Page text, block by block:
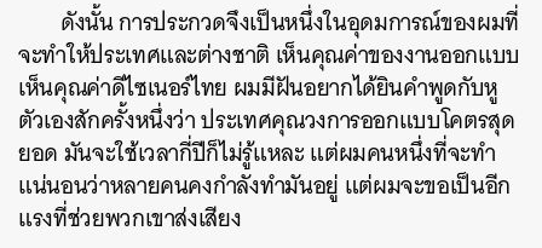
ดังนั้น การประกวดจึงเป็นหนึ่งในอุดมการณ์ของผมที่
จะทำให้ประเทศและต่างชาติ เห็นคุณค่าของงานออกแบบ
เห็นคุณค่าดีไซเนอร์ไทย ผมมีฝันอยากได้ยินคำพูดกับหู
ตัวเองสักครั้งหนึ่งว่า ประเทศคุณวงการออกแบบโคตรสุด
ยอด มันจะใช้เวลากี่ปีก็ไม่รู้แหละ แต่ผมคนหนึ่งที่จะทำ
แน่นอนว่าหลายคนคงกำลังทำมันอยู่ แต่ผมจะขอเป็นอีก
แรงที่ช่วยพวกเขาส่งเสียง